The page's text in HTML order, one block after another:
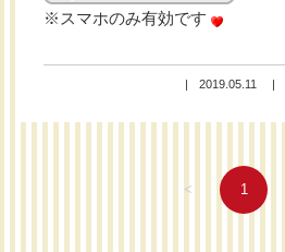
※スマホのみ有効です
2019.05.11
< 1